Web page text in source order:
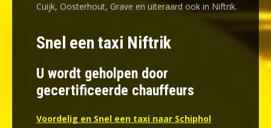
Cuijk, Oosterhout, Grave en uiteraard ook in Niftrik.
Snel een taxi Niftrik
U wordt geholpen door
gecertificeerde chauffeurs
Voordelig en Snel een taxi naar Schiphol